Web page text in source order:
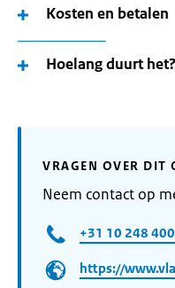
Kosten en betalen
Hoelang duurt het?
VRAGEN OVER DIT
Neem contact op
+31 10 248
https://